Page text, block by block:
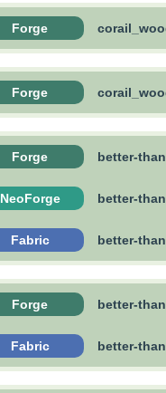
Forge
Forge
Forge better-
NeoForge better-
Fabric better-
Forge better-
Fabric better-